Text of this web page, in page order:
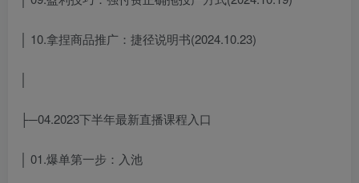
│ 10.拿捏商品推广：捷径说明书(2024.10.23)
├─04.2023下半年最新直播课程入口
│ 01.爆单第一步：入池